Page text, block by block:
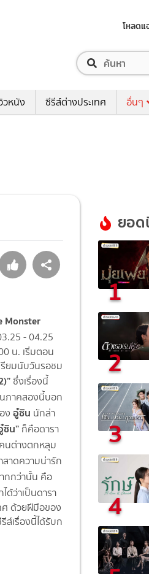
โหลดแ
วหนัง ซีรีส์ต่างประเทศ อื่นๆ
Monster
- 04.25
น. เริ่มตอน
ยมนับวันรอชม
ซึ่งเรื่องนี้
ภาคสองนี้บอก
ง อู๋ซิน นักล่า
ซิน”ก็คือดารา
นต่างตกหลุม
สาดความน่ารัก
กกว่านั้น คือ
ด้ว่าเป็นดารา
ศ ด้วยฝีมือของ
ส์เรื่องนี้ได้รับก
ยอ
1
2
3
4